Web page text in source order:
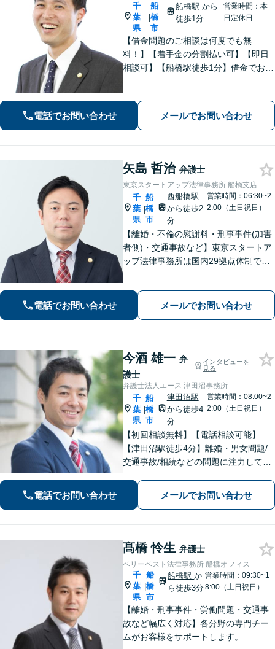
千
葉
県
|
船
橋
市
船橋駅から
徒歩1分
営業時間：本
日定休日
【借金問題のご相談は何度でも無
料！】【着手金の分割払い可】【即日
相談可】【船橋駅徒歩1分】借金でお悩
電話でお問い合わせ メールでお問い合わせ
矢島 哲治 弁護士
東京スタートアップ法律事務所 船橋支店
千
葉
県
|
船
橋
市
西船橋駅
から徒歩2
分
営業時間：06:30~2
2:00（土日祝日）
【離婚・不倫の慰謝料・刑事事件(加害
者側)・交通事故など】東京スタートア
ップ法律事務所は国内29拠点体制で全
専門性の高い弁護士が寄り添い解決を
サポートします。
電話でお問い合わせ メールでお問い合わせ
今酒 雄一 弁
護士
インタビューを
見る
弁護士法人エース 津田沼事務所
千
葉
県
|
船
橋
市
津田沼駅
から徒歩4
分
営業時間：08:00~2
2:00（土日祝日）
【初回相談無料】【電話相談可能】
【津田沼駅徒歩4分】離婚・男女問題/
交通事故/相続などの問題に注力してい
電話でお問い合わせ メールでお問い合わせ
髙橋 怜生 弁護士
ベリーベスト法律事務所 船橋オフィス
千
葉
県
|
船
橋
市
船橋駅か
ら徒歩3分
営業時間：09:30~1
8:00（土日祝日）
【離婚・刑事事件・労働問題・交通事
故など幅広く対応】各分野の専門チー
ムがお客様をサポートします。